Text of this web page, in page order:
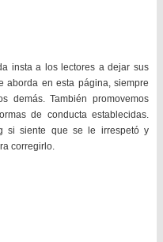
insta a los lectores a dejar sus
aborda en esta página, siempre
demás. También promovemos
de conducta establecidas.
si siente que se le irrespetó y
corregirlo.